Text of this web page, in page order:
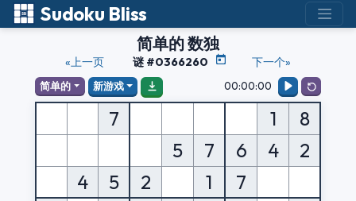
Sudoku Bliss
简单的 数独
«上一页 谜 #0366260 下一个»
简单的 新游戏 00:00:00
7 1
8
5
7 6 4
2
4
5 2 1
7